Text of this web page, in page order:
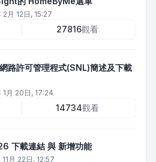
月 12日, 15:27
27816觀看
路許可管理程式(SNL)簡述及下載
1月 20日, 17:24
14734觀看
下載連結 與 新增功能
月 22日, 12:57